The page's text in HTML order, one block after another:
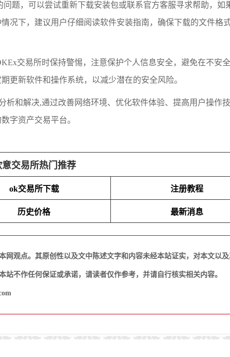
题，可以尝试重新下载安装包或联系官方客服寻求帮助，如
况下，建议用户仔细阅读软件安装指南，确保下载的文件格
交易所时保持警惕，注意保护个人信息安全，避免在不安
更新软件和操作系统，以减少潜在的安全风险。
析和解决,通过改善网络环境、优化软件体验、提高用户操作
字资产交易平台。
意交易所热门推荐
ok交易所下载 注册教程
历史价格 最新消息
网观点。其原创性以及文中陈述文字和内容未经本站证实，对本文以
不作任何保证或承诺，请读者仅作参考，并请自行核实相关内容。